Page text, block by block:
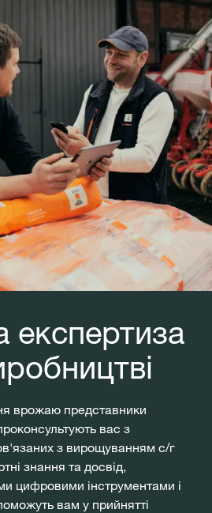
експертиза
врожаю представники
вас з
з вирощуванням с/г
знання та досвід,
цифровими інструментами і
вам у прийнятті